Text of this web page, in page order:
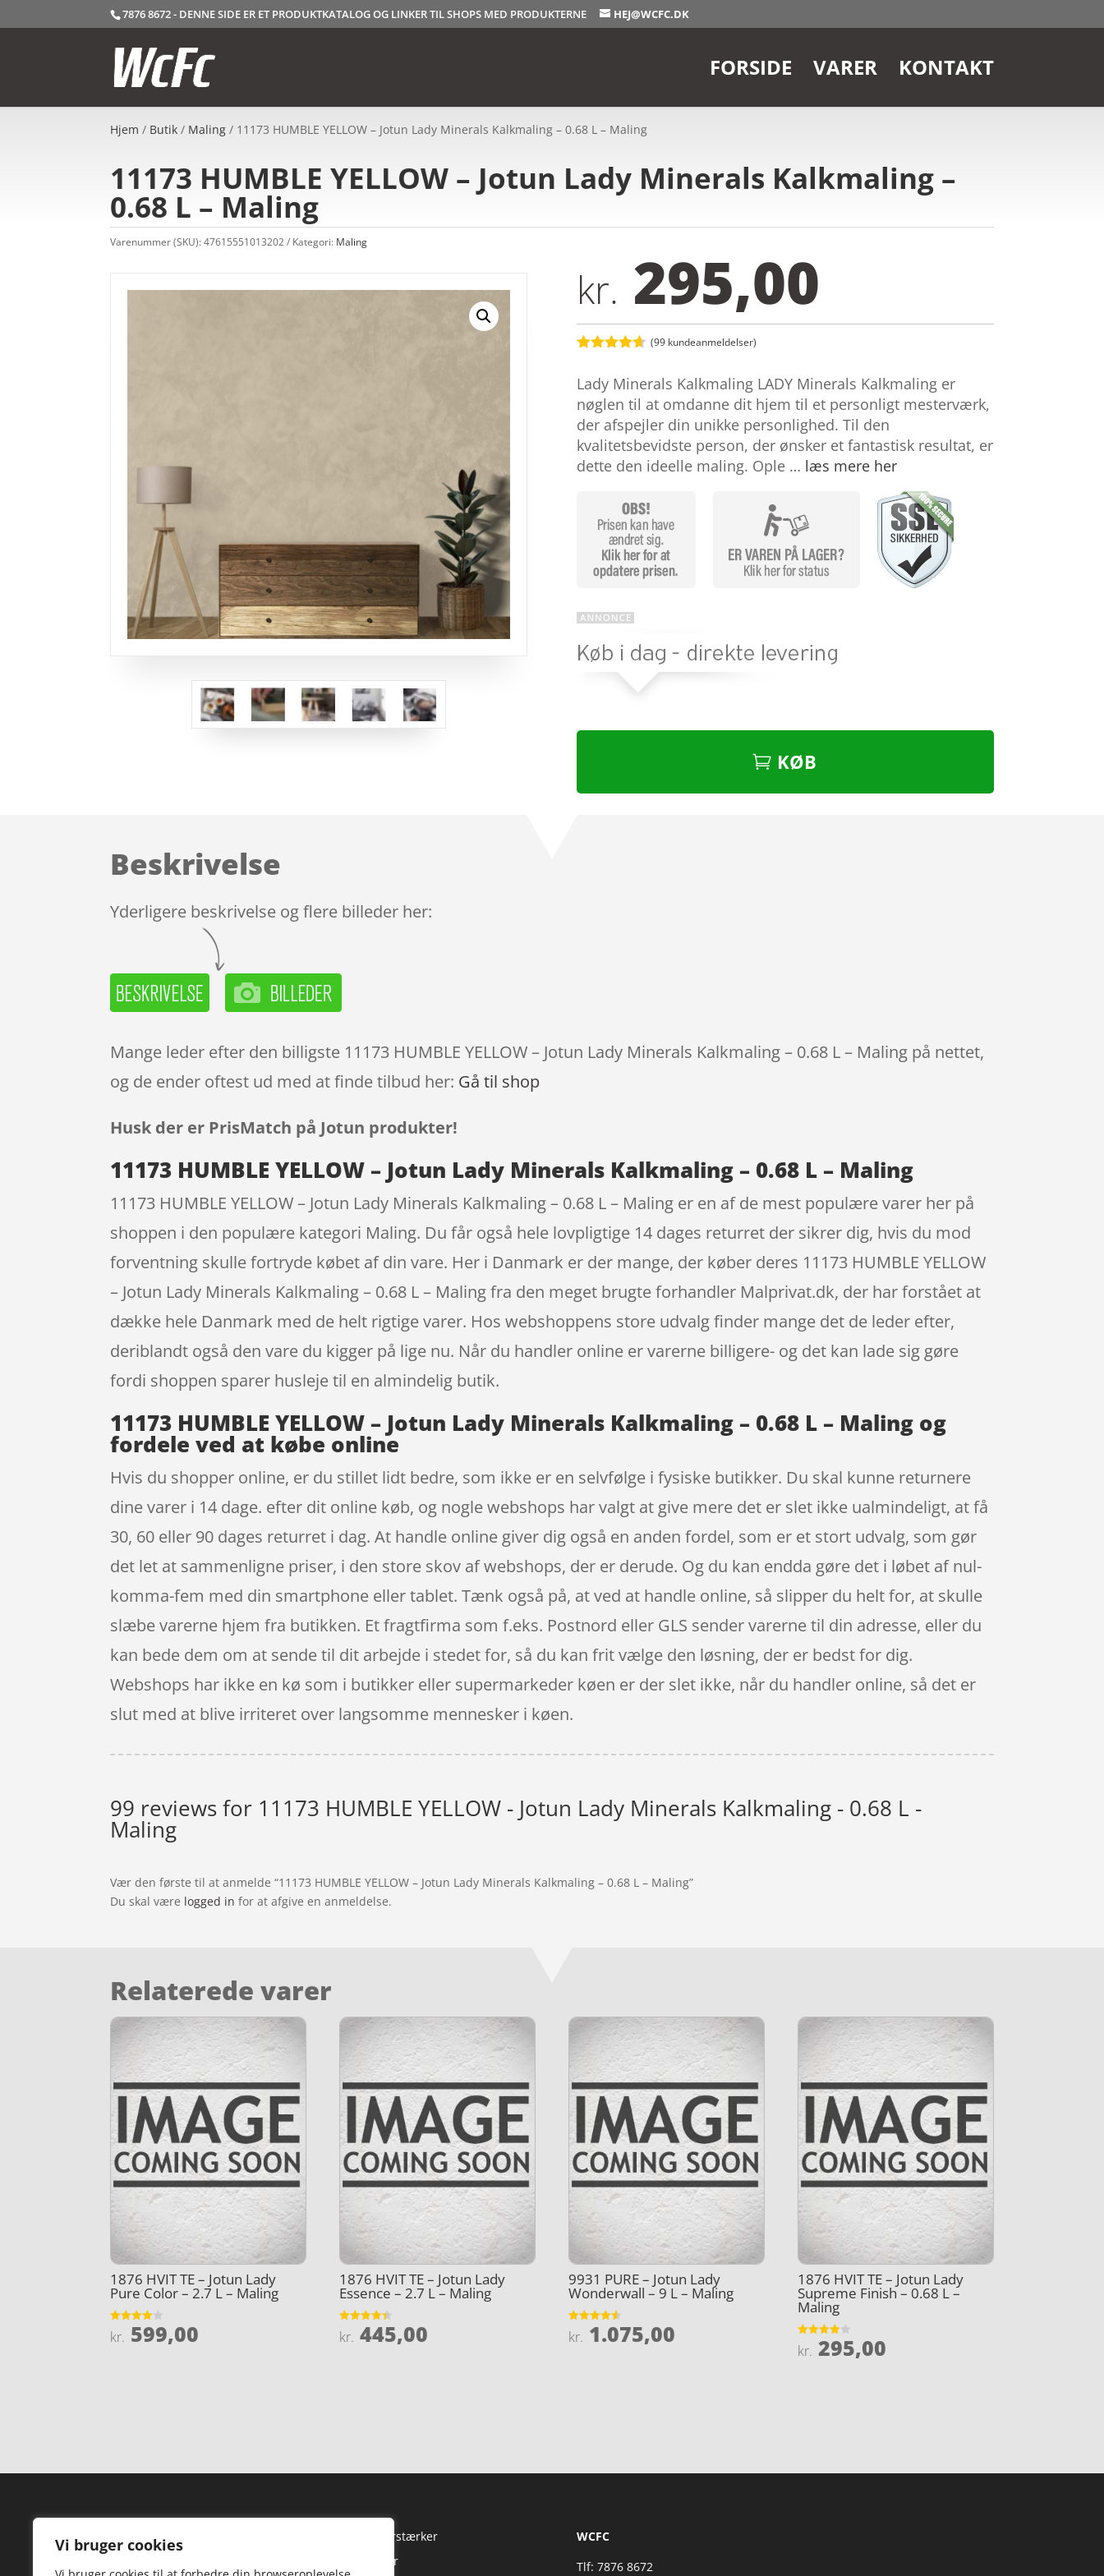
Vi bruger cookies
7876 8672 - DENNE SIDE ER ET PRODUKTKATALOG OG LINKER TIL SHOPS MED PRODUKTERNE HEJ@WCFC.DK
FORSIDE VARER KONTAKT
Hjem / Butik / Maling / 11173 HUMBLE YELLOW – Jotun Lady Minerals Kalkmaling – 0.68 L – Maling
11173 HUMBLE YELLOW – Jotun Lady Minerals Kalkmaling –
0.68 L – Maling
Varenummer (SKU):47615551013202 Kategori: Maling
kr. 295,00
ud af 5
baseret på
kundebedø
mmelser
(99kundeanmeldelser)
Lady Minerals Kalkmaling LADY Minerals Kalkmaling er
nøglen til at omdanne dit hjem til et personligt mesterværk,
der afspejler din unikke personlighed. Til den
kvalitetsbevidste person, der ønsker et fantastisk resultat, er
dette den ideelle maling. Ople … læs mere her
KØB
Beskrivelse
Yderligere beskrivelse og flere billeder her:
Mange leder efter den billigste 11173 HUMBLE YELLOW – Jotun Lady Minerals Kalkmaling – 0.68 L – Maling på nettet,
og de ender oftest ud med at finde tilbud her: Gå til shop
Husk der er PrisMatch på Jotun produkter!
11173 HUMBLE YELLOW – Jotun Lady Minerals Kalkmaling – 0.68 L – Maling
11173 HUMBLE YELLOW – Jotun Lady Minerals Kalkmaling – 0.68 L – Maling er en af de mest populære varer her på
shoppen i den populære kategori Maling. Du får også hele lovpligtige 14 dages returret der sikrer dig, hvis du mod
forventning skulle fortryde købet af din vare. Her i Danmark er der mange, der køber deres 11173 HUMBLE YELLOW
– Jotun Lady Minerals Kalkmaling – 0.68 L – Maling fra den meget brugte forhandler Malprivat.dk, der har forstået at
dække hele Danmark med de helt rigtige varer. Hos webshoppens store udvalg finder mange det de leder efter,
deriblandt også den vare du kigger på lige nu. Når du handler online er varerne billigere- og det kan lade sig gøre
fordi shoppen sparer husleje til en almindelig butik.
11173 HUMBLE YELLOW – Jotun Lady Minerals Kalkmaling – 0.68 L – Maling og
fordele ved at købe online
Hvis du shopper online, er du stillet lidt bedre, som ikke er en selvfølge i fysiske butikker. Du skal kunne returnere
dine varer i 14 dage. efter dit online køb, og nogle webshops har valgt at give mere det er slet ikke ualmindeligt, at få
30, 60 eller 90 dages returret i dag. At handle online giver dig også en anden fordel, som er et stort udvalg, som gør
det let at sammenligne priser, i den store skov af webshops, der er derude. Og du kan endda gøre det i løbet af nul-
komma-fem med din smartphone eller tablet. Tænk også på, at ved at handle online, så slipper du helt for, at skulle
slæbe varerne hjem fra butikken. Et fragtfirma som f.eks. Postnord eller GLS sender varerne til din adresse, eller du
kan bede dem om at sende til dit arbejde i stedet for, så du kan frit vælge den løsning, der er bedst for dig.
Webshops har ikke en kø som i butikker eller supermarkeder køen er der slet ikke, når du handler online, så det er
slut med at blive irriteret over langsomme mennesker i køen.
99 reviews for 11173 HUMBLE YELLOW - Jotun Lady Minerals Kalkmaling - 0.68 L -
Maling
Vær den første til at anmelde “11173 HUMBLE YELLOW – Jotun Lady Minerals Kalkmaling – 0.68 L – Maling”
Du skal være logged in for at afgive en anmeldelse.
Relaterede varer
1876 HVIT TE – Jotun Lady
Pure Color – 2.7 L – Maling
Vurderet
4
kr. 599,00
1876 HVIT TE – Jotun Lady
Essence – 2.7 L – Maling
Vurderet
4.4
kr. 445,00
9931 PURE – Jotun Lady
Wonderwall – 9 L – Maling
Vurderet
4.5
kr. 1.075,00
1876 HVIT TE – Jotun Lady
Supreme Finish – 0.68 L –
Maling
Vurderet
3.9
kr. 295,00
Forside
HiFi Forstærker
Højtaler
WCFC
Tlf: 7876 8672